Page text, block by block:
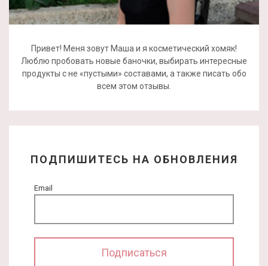
Привет! Меня зовут Маша и я косметический хомяк!
Люблю пробовать новые баночки, выбирать интересные
продукты с не «пустыми» составами, а также писать обо
всем этом отзывы.
ПОДПИШИТЕСЬ НА ОБНОВЛЕНИЯ
Email